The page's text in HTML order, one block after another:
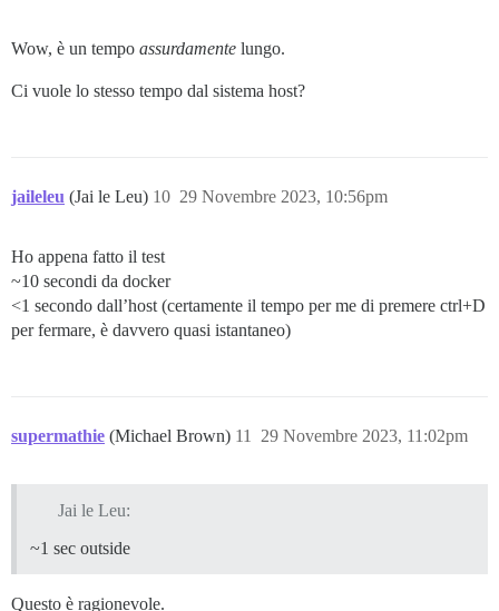
Wow, è un tempo assurdamente lungo.
Ci vuole lo stesso tempo dal sistema host?
jaileleu (Jai le Leu) 29 Novembre 2023, 10:56pm
10
Ho appena fatto il test
~10 secondi da docker
<1 secondo dall’host (certamente il tempo per me di premere ctrl+D
per fermare, è davvero quasi istantaneo)
supermathie (Michael Brown) 29 Novembre 2023, 11:02pm
11
Jai le Leu:
~1 sec outside
Questo è ragionevole.